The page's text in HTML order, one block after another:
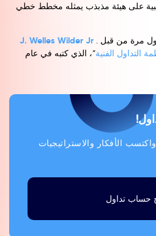
على هيئة مذبذب يمثله مخطط خطي
مرة من قبل . J. Welles Wilder Jr
التداول الفنية“، الذي كتبه في عام
الأفكار والاستراتيجيات
حساب تداول